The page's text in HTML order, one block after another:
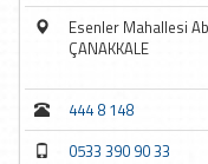
Esenler Mahallesi
ÇANAKKALE
444 8 148
0533 390 90 33